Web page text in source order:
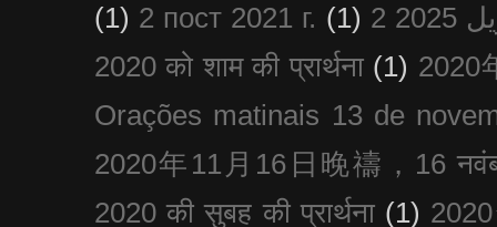
(1) 2 пост 2021 г. (1)
2020 को शाम की प्रार्थना (1) 2020
Orações matinais 13 de
2020年11月16日晚禱，16
2020 की सुबह की प्रार्थना (1)